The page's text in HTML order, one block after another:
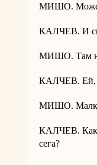
МИШО. Може
КАЛЧЕВ. И си
МИШО. Там не
КАЛЧЕВ. Ей,
МИШО. Малко
КАЛЧЕВ.
сега?